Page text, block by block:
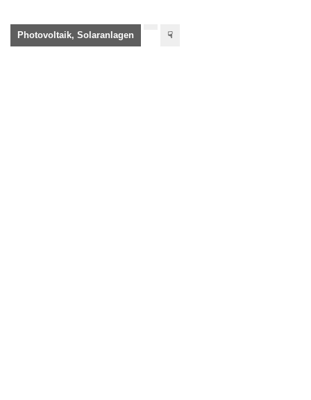
Photovoltaik, Solaranlagen ☟